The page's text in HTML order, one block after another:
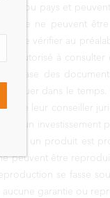
ou pays et
site ne peuvent
de vérifier au
autorisé à
base des
dans le temps.
de leur conseiller
un investissement
Si un produit est
peuvent être
se fasse
garantie ou